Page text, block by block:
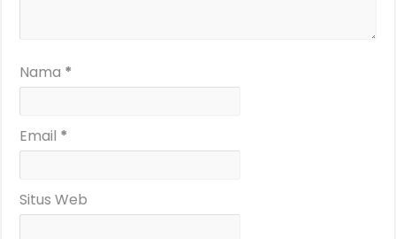
Nama *
Email *
Situs Web